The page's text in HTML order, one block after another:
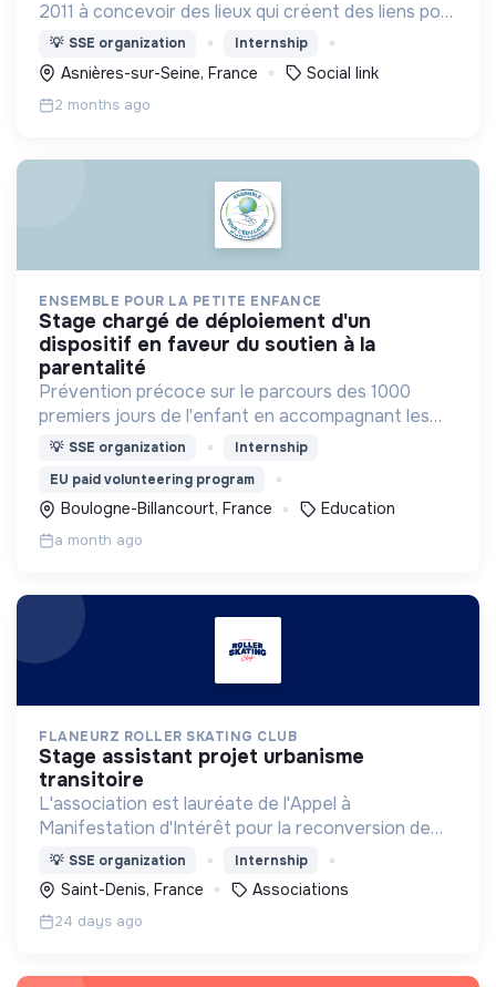
2011 à concevoir des lieux qui créent des liens pour
imaginer la ville solidaire de demain.
💡 SSE organization Internship
Asnières-sur-Seine, France Social link
2 months ago
ENSEMBLE POUR LA PETITE ENFANCE
stage chargé de déploiement d'un
dispositif en faveur du soutien à la
parentalité
Prévention précoce sur le parcours des 1000
premiers jours de l'enfant en accompagnant les
professionnels et parents pour développer des
pratiques éducatives favorables au
développement de l'enfant.
💡 SSE organization
Internship
EU paid volunteering program
Boulogne-Billancourt, France Education
a month ago
FLANEURZ ROLLER SKATING CLUB
stage assistant projet urbanisme
transitoire
L'association est lauréate de l'Appel à
Manifestation d'Intérêt pour la reconversion de
l'ancienne piscine Marville à Saint Denis
💡 SSE organization Internship
Saint-Denis, France Associations
24 days ago